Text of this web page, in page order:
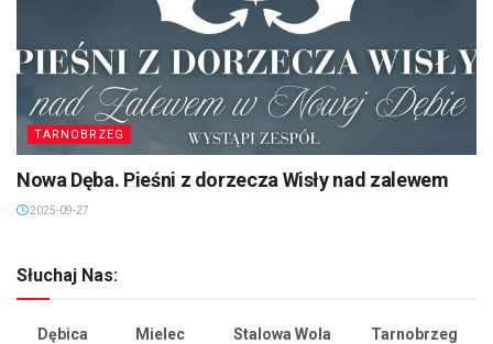
TARNOBRZEG
Nowa Dęba. Pieśni z dorzecza Wisły nad zalewem
2025-09-27
Słuchaj Nas:
Dębica Mielec Stalowa Wola
Tarnobrzeg